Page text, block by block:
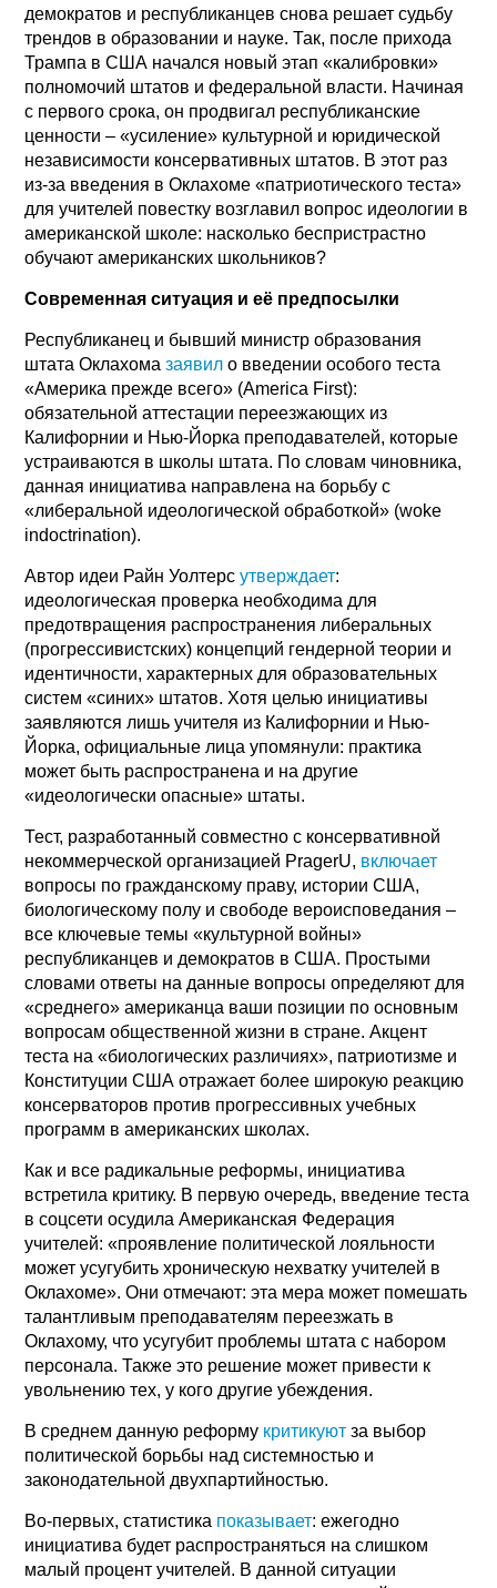
демократов и республиканцев снова решает судьбу
трендов в образовании и науке. Так, после прихода
Трампа в США начался новый этап «калибровки»
полномочий штатов и федеральной власти. Начиная
с первого срока, он продвигал республиканские
ценности – «усиление» культурной и юридической
независимости консервативных штатов. В этот раз
из-за введения в Оклахоме «патриотического теста»
для учителей повестку возглавил вопрос идеологии в
американской школе: насколько беспристрастно
обучают американских школьников?
Современная ситуация и её предпосылки
Республиканец и бывший министр образования
штата Оклахомазаявил о введении особого теста
«Америка прежде всего» (America First):
обязательной аттестации переезжающих из
Калифорнии и Нью-Йорка преподавателей, которые
устраиваются в школы штата. По словам чиновника,
данная инициатива направлена на борьбу с
«либеральной идеологической обработкой» (woke
indoctrination).
Автор идеи Райн Уолтерсутверждает:
идеологическая проверка необходима для
предотвращения распространения либеральных
(прогрессивистских) концепций гендерной теории и
идентичности, характерных для образовательных
систем «синих» штатов. Хотя целью инициативы
заявляются лишь учителя из Калифорнии и Нью-
Йорка, официальные лица упомянули: практика
может быть распространена и на другие
«идеологически опасные» штаты.
Тест, разработанный совместно с консервативной
некоммерческой организацией PragerU, включает
вопросы по гражданскому праву, истории США,
биологическому полу и свободе вероисповедания –
все ключевые темы «культурной войны»
республиканцев и демократов в США. Простыми
словами ответы на данные вопросы определяют для
«среднего» американца ваши позиции по основным
вопросам общественной жизни в стране. Акцент
теста на «биологических различиях», патриотизме и
Конституции США отражает более широкую реакцию
консерваторов против прогрессивных учебных
программ в американских школах.
Как и все радикальные реформы, инициатива
встретила критику. В первую очередь, введение теста
в соцсети осудила Американская Федерация
учителей: «проявление политической лояльности
может усугубить хроническую нехватку учителей в
Оклахоме». Они отмечают: эта мера может помешать
талантливым преподавателям переезжать в
Оклахому, что усугубит проблемы штата с набором
персонала. Также это решение может привести к
увольнению тех, у кого другие убеждения.
В среднем данную реформу критикуют за выбор
политической борьбы над системностью и
законодательной двухпартийностью.
Во-первых, статистика показывает: ежегодно
инициатива будет распространяться на слишком
малый процент учителей. В данной ситуации